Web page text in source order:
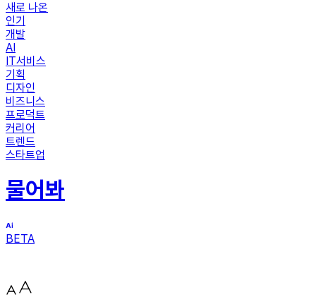
새로 나온
인기
개발
AI
IT서비스
기획
디자인
비즈니스
프로덕트
커리어
트렌드
스타트업
물어봐
BETA